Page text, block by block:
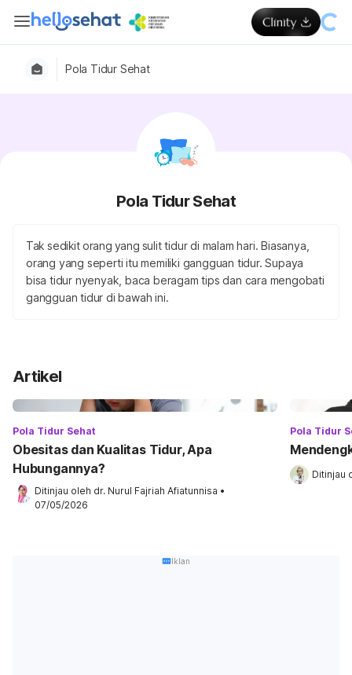
Pola Tidur Sehat
Pola Tidur Sehat
Tak sedikit orang yang sulit tidur di malam hari. Biasanya,
orang yang seperti itu memiliki gangguan tidur. Supaya
bisa tidur nyenyak, baca beragam tips dan cara mengobati
gangguan tidur di bawah ini.
Artikel
Pola Tidur Sehat
Obesitas dan Kualitas Tidur, Apa
Hubungannya?
Ditinjau oleh dr. Nurul Fajriah Afiatunnisa •
07/05/2026
Pola Tidur
Ditinjau
Iklan